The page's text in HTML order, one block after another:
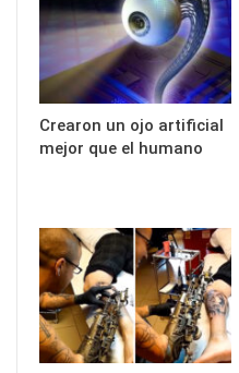
Crearon un ojo artificial
mejor que el humano